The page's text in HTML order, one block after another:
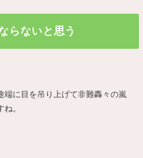
らないと思う
端に目を吊り上げて非難轟々の嵐
。